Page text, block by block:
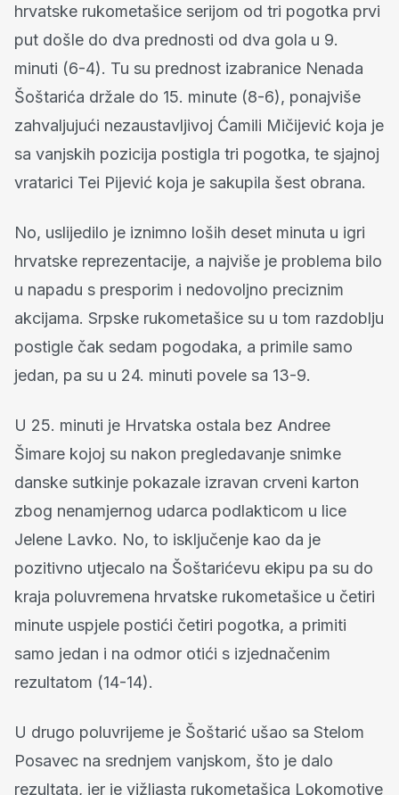
hrvatske rukometašice serijom od tri pogotka prvi
put došle do dva prednosti od dva gola u 9.
minuti (6-4). Tu su prednost izabranice Nenada
Šoštarića držale do 15. minute (8-6), ponajviše
zahvaljujući nezaustavljivoj Ćamili Mičijević koja je
sa vanjskih pozicija postigla tri pogotka, te sjajnoj
vratarici Tei Pijević koja je sakupila šest obrana.
No, uslijedilo je iznimno loših deset minuta u igri
hrvatske reprezentacije, a najviše je problema bilo
u napadu s presporim i nedovoljno preciznim
akcijama. Srpske rukometašice su u tom razdoblju
postigle čak sedam pogodaka, a primile samo
jedan, pa su u 24. minuti povele sa 13-9.
U 25. minuti je Hrvatska ostala bez Andree
Šimare kojoj su nakon pregledavanje snimke
danske sutkinje pokazale izravan crveni karton
zbog nenamjernog udarca podlakticom u lice
Jelene Lavko. No, to isključenje kao da je
pozitivno utjecalo na Šoštarićevu ekipu pa su do
kraja poluvremena hrvatske rukometašice u četiri
minute uspjele postići četiri pogotka, a primiti
samo jedan i na odmor otići s izjednačenim
rezultatom (14-14).
U drugo poluvrijeme je Šoštarić ušao sa Stelom
Posavec na srednjem vanjskom, što je dalo
rezultata, jer je vižljasta rukometašica Lokomotive